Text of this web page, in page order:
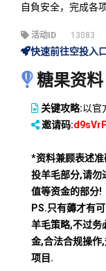
自負安全，完成各
活动ID 13083
快速前往空投入
糖果资料
关键攻略:以官
邀请码:
*资料兼顾表述
投羊毛部分,请勿
值等资金的部分!
PS.只有薅才有
羊毛策略,不过务
金,合法合规操作
项目.